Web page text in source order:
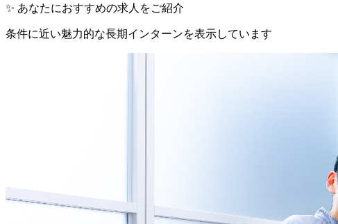
✨ あなたにおすすめの求人をご紹介
条件に近い魅力的な長期インターンを表示しています